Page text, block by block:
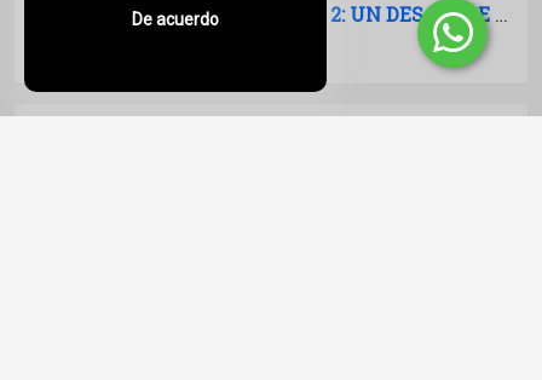
De acuerdo RESEÑA DE MORTAL KOMBAT 2: UN DESASTRE REPLETO DE ACCIÓN Y PASIÓN